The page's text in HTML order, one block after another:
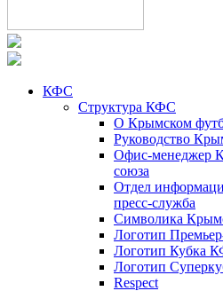
КФС
Структура КФС
О Крымском
Руководство
Офис-менеджер
союза
Отдел
пресс-служба
Символика
Логотип
Логотип Кубка
Логотип
Respect